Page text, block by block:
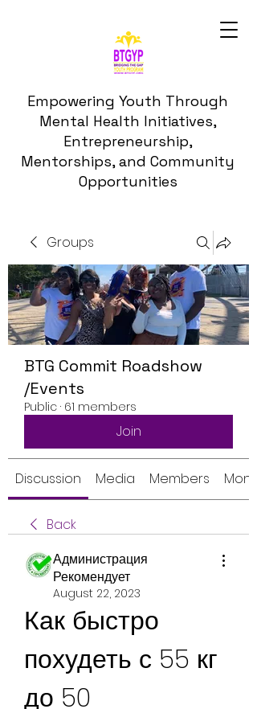
Empowering Youth Through
Mental Health Initiatives,
Entrepreneurship,
Mentorships, and Community
Opportunities
Groups
BTG Commit Roadshow
/Events
Public · 61 members
Join
Discussion Media Members
Back
Администрация
Рекомендует
August 22, 2023
Как быстро
похудеть с 55 кг
до 50